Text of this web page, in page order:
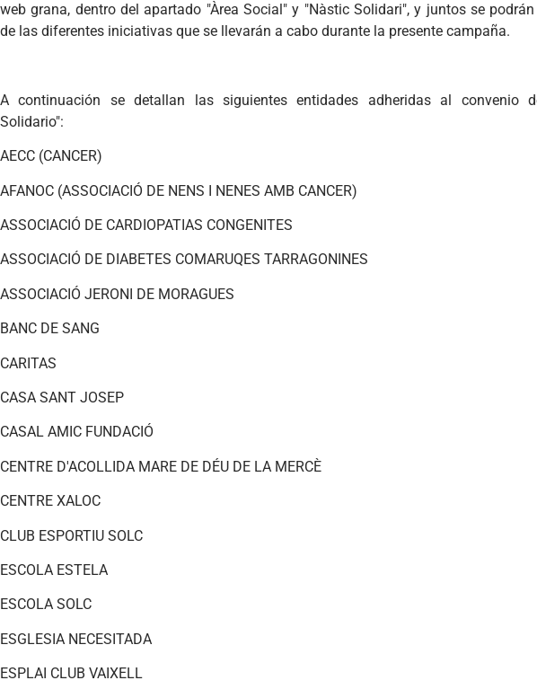
web grana, dentro del apartado "Àrea Social" y "Nàstic Solidari", y juntos se
de las diferentes iniciativas que se llevarán a cabo durante la presente campaña.
A continuación se detallan las siguientes entidades adheridas al convenio
Solidario":
AECC (CANCER)
AFANOC (ASSOCIACIÓ DE NENS I NENES AMB CANCER)
ASSOCIACIÓ DE CARDIOPATIAS CONGENITES
ASSOCIACIÓ DE DIABETES COMARUQES TARRAGONINES
ASSOCIACIÓ JERONI DE MORAGUES
BANC DE SANG
CARITAS
CASA SANT JOSEP
CASAL AMIC FUNDACIÓ
CENTRE D'ACOLLIDA MARE DE DÉU DE LA MERCÈ
CENTRE XALOC
CLUB ESPORTIU SOLC
ESCOLA ESTELA
ESCOLA SOLC
ESGLESIA NECESITADA
ESPLAI CLUB VAIXELL